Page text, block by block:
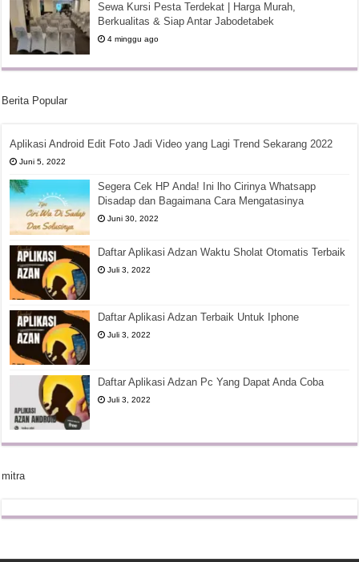
Sewa Kursi Pesta Terdekat | Harga Murah,
Berkualitas & Siap Antar Jabodetabek
4 minggu ago
Berita Popular
Aplikasi Android Edit Foto Jadi Video yang Lagi Trend Sekarang 2022
Juni 5, 2022
Segera Cek HP Anda! Ini lho Cirinya Whatsapp
Disadap dan Bagaimana Cara Mengatasinya
Juni 30, 2022
Daftar Aplikasi Adzan Waktu Sholat Otomatis Terbaik
Juli 3, 2022
Daftar Aplikasi Adzan Terbaik Untuk Iphone
Juli 3, 2022
Daftar Aplikasi Adzan Pc Yang Dapat Anda Coba
Juli 3, 2022
mitra